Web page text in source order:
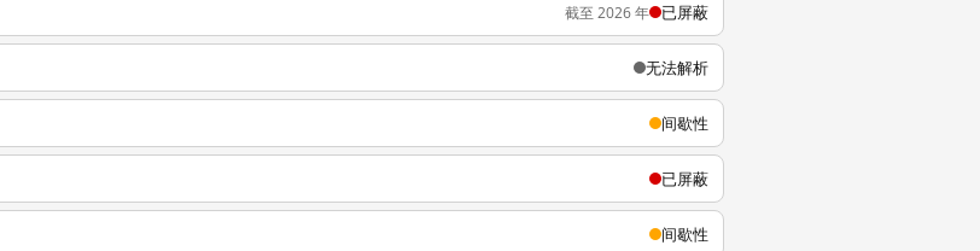
截至 2026 年 已屏蔽
无法解析
间歇性
已屏蔽
间歇性